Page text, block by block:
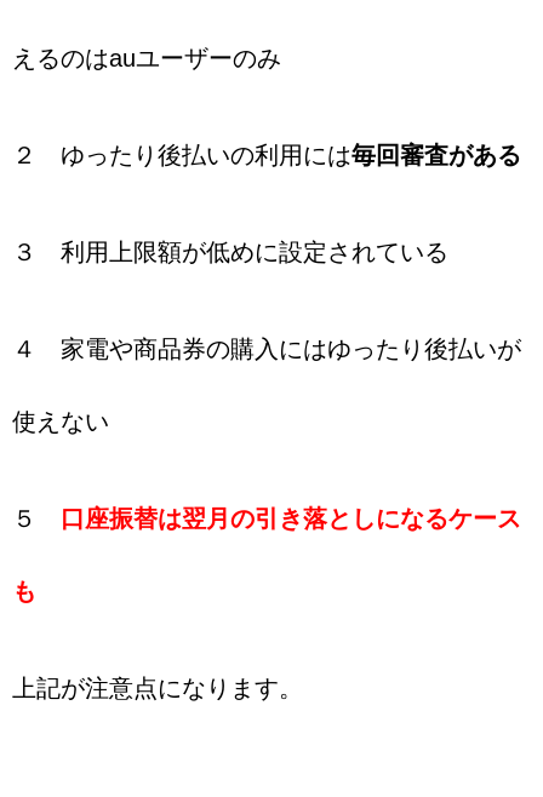
えるのはauユーザーのみ
２ ゆったり後払いの利用には毎回審査がある
３ 利用上限額が低めに設定されている
４ 家電や商品券の購入にはゆったり後払いが
使えない
５ 口座振替は翌月の引き落としになるケース
も
上記が注意点になります。